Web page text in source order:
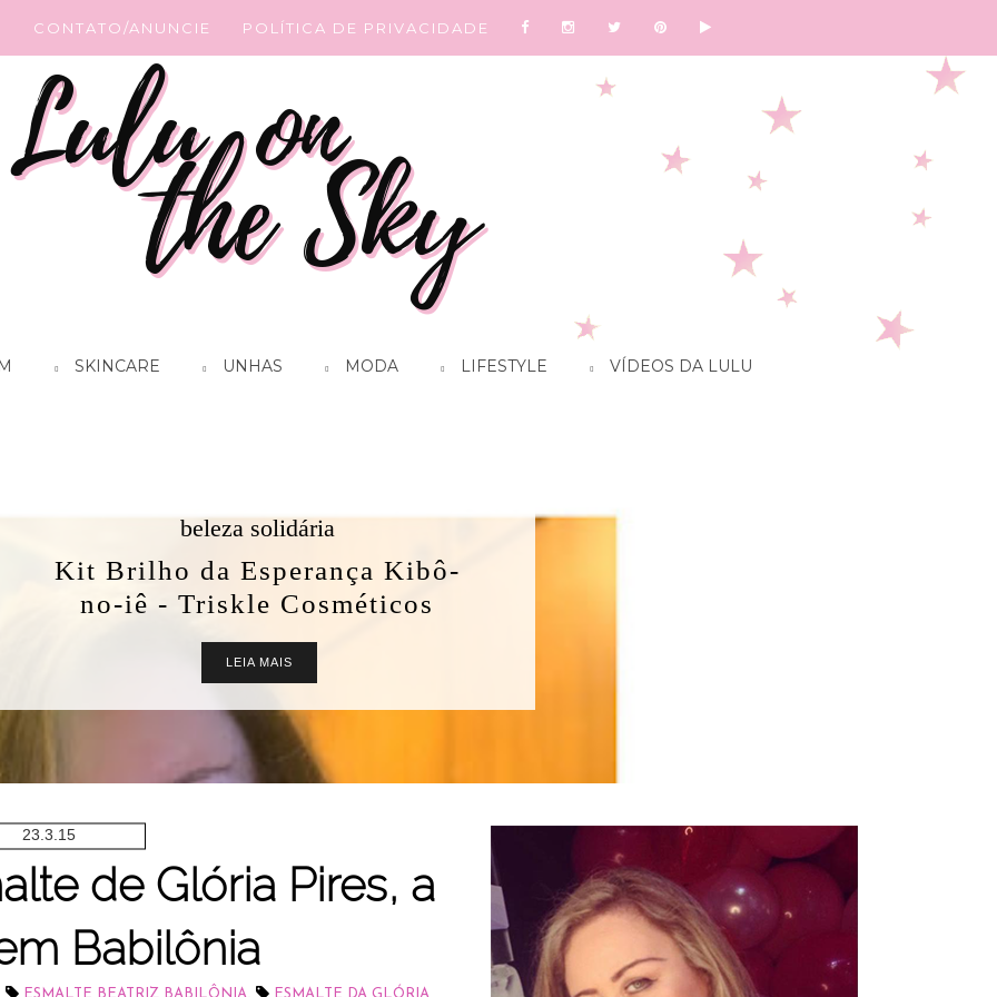
CONTATO/ANUNCIE POLÍTICA DE PRIVACIDADE
SKINCARE UNHAS MODA LIFESTYLE VÍDEOS DA LULU
23.3.15
de Glória Pires, a
Babilônia